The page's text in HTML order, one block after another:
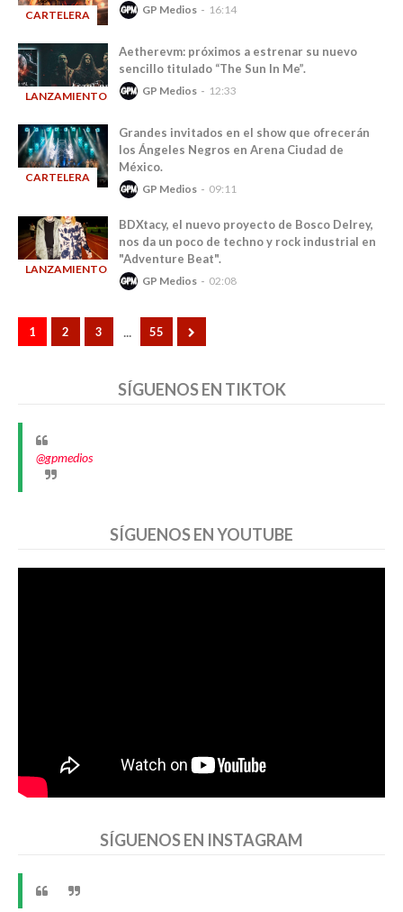
CARTELERA GP Medios 16:14
LANZAMIENTOS
Aetherevm: próximos a estrenar su nuevo
sencillo titulado “The Sun In Me”.
GP Medios 12:33
CARTELERA
Grandes invitados en el show que ofrecerán
los Ángeles Negros en Arena Ciudad de
México.
GP Medios 09:11
LANZAMIENTOS
BDXtacy, el nuevo proyecto de Bosco Delrey,
nos da un poco de techno y rock industrial en
"Adventure Beat".
GP Medios 02:08
1 2 3 ... 55
SÍGUENOS EN TIKTOK
@gpmedios
SÍGUENOS EN YOUTUBE
SÍGUENOS EN INSTAGRAM